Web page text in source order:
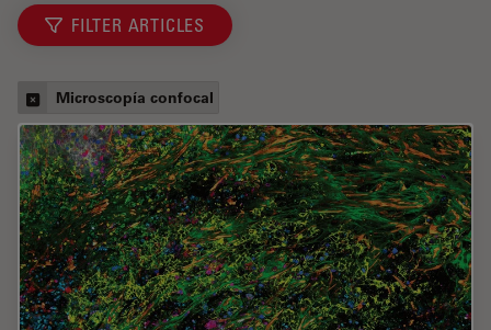
FILTER ARTICLES
Microscopía confocal